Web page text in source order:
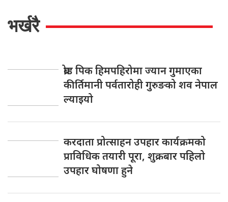
भर्खरै
ब्रोड पिक हिमपहिरोमा ज्यान गुमाएका
कीर्तिमानी पर्वतारोही गुरुङको शव नेपाल
ल्याइयो
करदाता प्रोत्साहन उपहार कार्यक्रमको
प्राविधिक तयारी पूरा, शुक्रबार पहिलो
उपहार घोषणा हुने